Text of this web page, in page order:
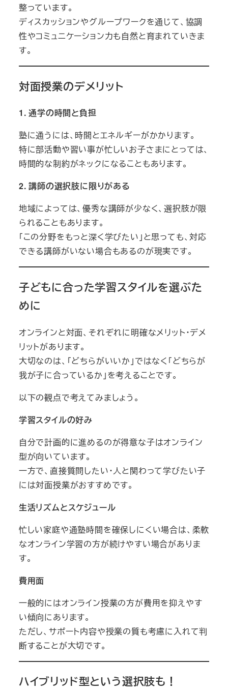
整っています。
ディスカッションやグループワークを通じて、協調
性やコミュニケーション力も自然と育まれていきま
す。
対面授業のデメリット
1.通学の時間と負担
塾に通うには、時間とエネルギーがかかります。
特に部活動や習い事が忙しいお子さまにとっては、
時間的な制約がネックになることもあります。
2.講師の選択肢に限りがある
地域によっては、優秀な講師が少なく、選択肢が限
られることもあります。
「この分野をもっと深く学びたい」と思っても、対応
できる講師がいない場合もあるのが現実です。
子どもに合った学習スタイルを選ぶた
めに
オンラインと対面、それぞれに明確なメリット・デメ
リットがあります。
大切なのは、「どちらがいいか」ではなく「どちらが
我が子に合っているか」を考えることです。
以下の観点で考えてみましょう。
学習スタイルの好み
自分で計画的に進めるのが得意な子はオンライン
型が向いています。
一方で、直接質問したい・人と関わって学びたい子
には対面授業がおすすめです。
生活リズムとスケジュール
忙しい家庭や通塾時間を確保しにくい場合は、柔軟
なオンライン学習の方が続けやすい場合がありま
す。
費用面
一般的にはオンライン授業の方が費用を抑えやす
い傾向にあります。
ただし、サポート内容や授業の質も考慮に入れて判
断することが大切です。
ハイブリッド型という選択肢も！